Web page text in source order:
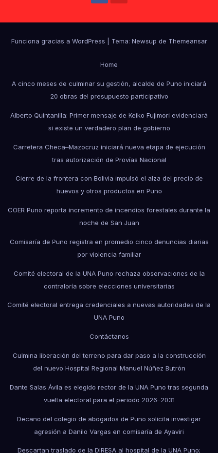
Funciona gracias a WordPress Tema: Newsup de Themeansar
Home
A cinco meses de culminar su gestión, alcalde de Puno iniciará
20 obras del presupuesto participativo
Alberto Quintanilla: Primer mensaje de Keiko Fujimori evidenciará
si existe un verdadero plan de gobierno
Carretera Checa–Mazocruz iniciará nueva etapa de ejecución
tras autorización de Provías Nacional
Cierre de la frontera con Bolivia impulsó el alza del precio de
huevos y otros productos en Puno
COER Puno reporta incremento de incendios forestales durante la
noche de San Juan
Comisaría de Puno registra en promedio cinco denuncias diarias
por violencia familiar
Comité electoral de la UNA Puno rechaza observaciones de la
contraloría sobre elecciones universitarias
Comité electoral entrega credenciales a nuevas autoridades de la
UNA Puno
Contáctanos
Culmina liberación del terreno para dar paso a la construcción
del nuevo Hospital Regional Manuel Núñez Butrón
Dante Salas Ávila es elegido rector de la UNA Puno tras segunda
vuelta electoral para el periodo 2026–2031
Decano del colegio de abogados de Puno solicita investigar
agresión a Danilo Vargas en comisaría de Ayaviri
Descartan traslado de la DIRESA al hospital de la UNA Puno;